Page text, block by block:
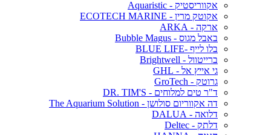
אקווריסטיק - Aquaristic
אקוטק מרין - ECOTECH MARINE
ארקה - ARKA
באבל מגוס - Bubble Magus
בלו לייף -BLUE LIFE
ברייטוול - Brightwell
גי אייץ אל - GHL
גרוטק - GroTech
ד"ר טים למלוחים - DR. TIM'S
דה אקווריום סולושן - The Aquarium Solution
דלואה - DALUA
דלתק - Deltec